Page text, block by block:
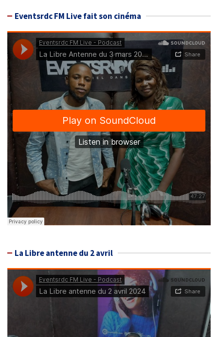
Eventsrdc FM Live fait son cinéma
La Libre antenne du 2 avril